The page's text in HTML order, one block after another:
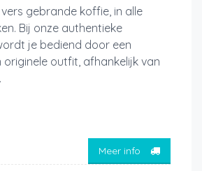
gebrande koffie, in alle
Bij onze authentieke
je bediend door een
originele outfit, afhankelijk van
Meer info